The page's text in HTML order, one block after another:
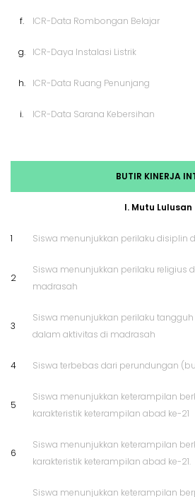
f. ICR-Data Rombongan Belajar
g. ICR-Daya Instalasi Listrik
h. ICR-Data Ruang Penunjang
i. ICR-Data Sarana Kebersihan
BUTIR KINERJA
I. Mutu Lulusan
1 Siswa menunjukkan perilaku disiplin
2
Siswa menunjukkan perilaku religius
madrasah
3
Siswa menunjukkan perilaku
dalam aktivitas di madrasah
4 Siswa terbebas dari perundungan
5
Siswa menunjukkan keterampilan
karakteristik keterampilan abad ke-21
6
Siswa menunjukkan keterampilan
karakteristik keterampilan abad ke-21.
Siswa menunjukkan keterampilan